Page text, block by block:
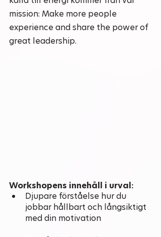
mission: Make more people
experience and share the power of
great leadership.
Workshopens innehåll i urval:
Djupare förståelse hur du
jobbar hållbart och långsiktigt
med din motivation